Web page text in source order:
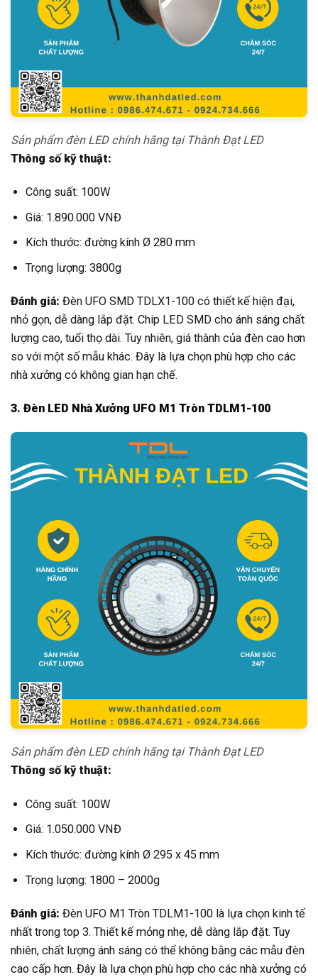
Sản phẩm đèn LED chính hãng tại Thành Đạt LED
Thông số kỹ thuật:
Công suất: 100W
Giá: 1.890.000 VNĐ
Kích thước: đường kính Ø 280 mm
Trọng lượng: 3800g
Đánh giá: Đèn UFO SMD TDLX1-100 có thiết kế hiện đại,
nhỏ gọn, dễ dàng lắp đặt. Chip LED SMD cho ánh sáng chất
lượng cao, tuổi thọ dài. Tuy nhiên, giá thành của đèn cao hơn
so với một số mẫu khác. Đây là lựa chọn phù hợp cho các
nhà xưởng có không gian hạn chế.
3. Đèn LED Nhà Xưởng UFO M1 Tròn TDLM1-100
Sản phẩm đèn LED chính hãng tại Thành Đạt LED
Thông số kỹ thuật:
Công suất: 100W
Giá: 1.050.000 VNĐ
Kích thước: đường kính Ø 295 x 45 mm
Trọng lượng: 1800 – 2000g
Đánh giá: Đèn UFO M1 Tròn TDLM1-100 là lựa chọn kinh tế
nhất trong top 3. Thiết kế mỏng nhẹ, dễ dàng lắp đặt. Tuy
nhiên, chất lượng ánh sáng có thể không bằng các mẫu đèn
cao cấp hơn. Đây là lựa chọn phù hợp cho các nhà xưởng có